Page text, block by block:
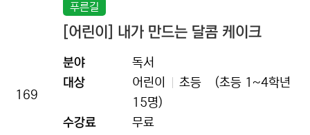
169
푸른길
[어린이] 내가 만드는 달콤 케이크
분야
독서
대상
어린이 초등
(초등 1~4학년
15명)
수강료
무료